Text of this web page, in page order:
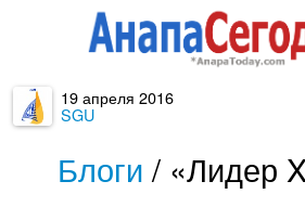
Комментарии
19 апреля 2016
SGU
Блоги / «Лидер